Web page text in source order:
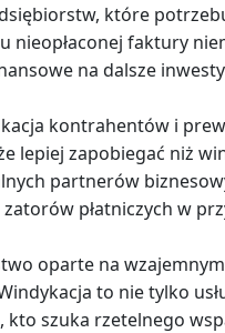
które
nieopłaconej faktury
na dalsze
kontrahentów i
lepiej zapobiegać niż
partnerów
płatniczych w
oparte na
to nie tylko
kto szuka rzetelnego